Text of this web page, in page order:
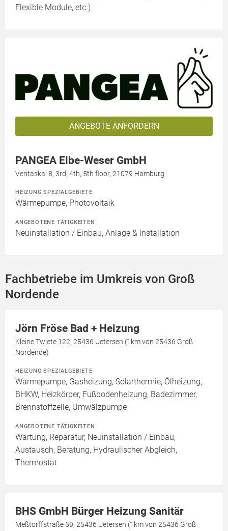
Flexible Module, etc.)
ANGEBOTE ANFORDERN
PANGEA Elbe-Weser GmbH
Veritaskai 8, 3rd, 4th, 5th floor, 21079 Hamburg
HEIZUNG SPEZIALGEBIETE
Wärmepumpe, Photovoltaik
ANGEBOTENE TÄTIGKEITEN
Neuinstallation / Einbau, Anlage & Installation
Fachbetriebe im Umkreis von Groß
Nordende
Jörn Fröse Bad + Heizung
Kleine Twiete 122, 25436 Uetersen (1km von 25436 Groß
Nordende)
HEIZUNG SPEZIALGEBIETE
Wärmepumpe, Gasheizung, Solarthermie, Ölheizung,
BHKW, Heizkörper, Fußbodenheizung, Badezimmer,
Brennstoffzelle, Umwälzpumpe
ANGEBOTENE TÄTIGKEITEN
Wartung, Reparatur, Neuinstallation / Einbau,
Austausch, Beratung, Hydraulischer Abgleich,
Thermostat
BHS GmbH Bürger Heizung Sanitär
Meßtorffstraße 59, 25436 Uetersen (1km von 25436 Groß